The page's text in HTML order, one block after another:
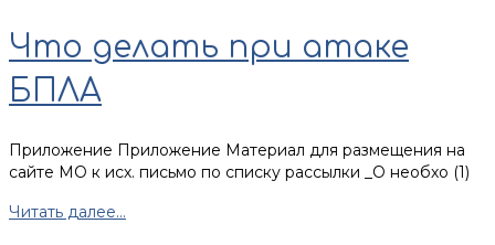
Что делать при атаке
БПЛА
Приложение Приложение Материал для размещения на
сайте МО к исх. письмо по списку рассылки _О необхо (1)
Читать далее...